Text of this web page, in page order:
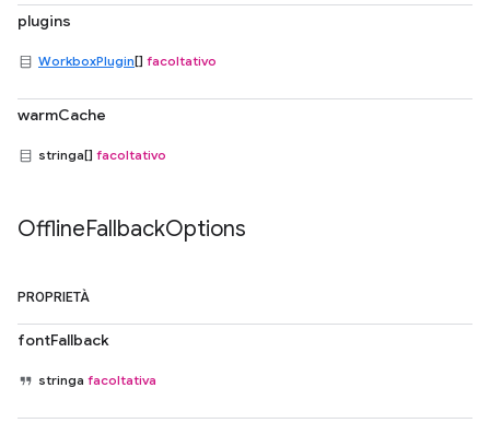
plugins
WorkboxPlugin[] facoltativo
warmCache
stringa[] facoltativo
OfflineFallbackOptions
PROPRIETÀ
fontFallback
stringa facoltativa